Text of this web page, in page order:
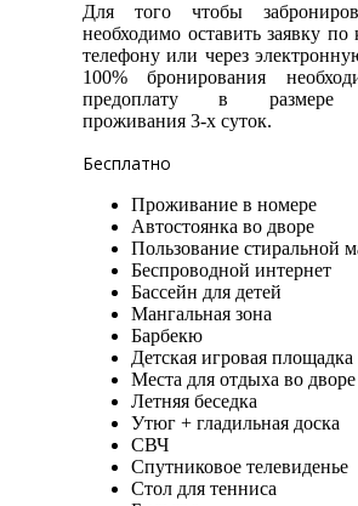
Для того чтобы
необходимо оставить заявку по
телефону или через
100% бронирования
предоплату в размере
проживания 3-х суток.
Бесплатно
Проживание в номере
Автостоянка во дворе
Пользование стиральной
Беспроводной интернет
Бассейн для детей
Мангальная зона
Барбекю
Детская игровая площадка
Места для отдыха во дворе
Летняя беседка
Утюг + гладильная доска
СВЧ
Спутниковое телевиденье
Стол для тенниса